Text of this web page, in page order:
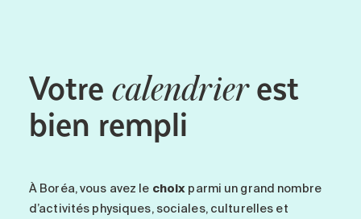
Votre calendrierest
bien rempli
À Boréa, vous avez le choix parmi un grand nombre
d’activités physiques, sociales, culturelles et